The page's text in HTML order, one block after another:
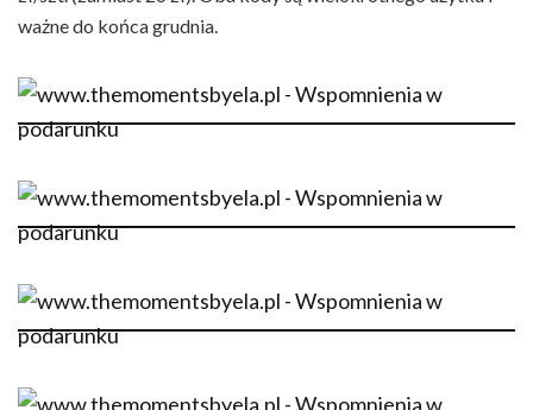
ważne do końca grudnia.